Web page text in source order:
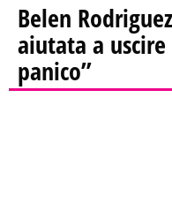
Belen
aiutata a
panico”